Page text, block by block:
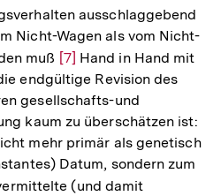
ausschlaggebend
Nicht-Wagen als vom Nicht-
muß Zur
Auflösung
der
Fußnote
[7] Hand in Hand mit
endgültige Revision des
gesellschafts-und
kaum zu überschätzen ist:
mehr primär als genetisch
Datum, sondern zum
(und damit